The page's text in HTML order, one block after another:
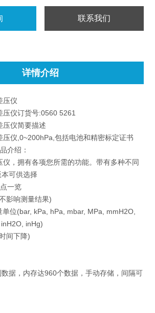
联系我们
详情介绍
压仪
仪订货号:0560 5261
压仪简要描述
仪,0~200hPa,包括电池和精密标定证书
介绍：
，拥有各项您所需的功能。带有多种不同
可供选择
一览
影响测量结果)
位(bar, kPa, hPa, mbar, MPa, mmH2O,
inHg)
间下降)
据，内存达960个数据，手动存储，间隔可